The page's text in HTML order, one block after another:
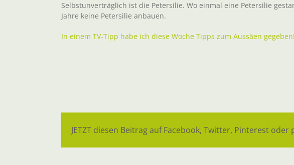
Selbstunverträglich ist die Petersilie. Wo einmal eine Petersilie
Jahre keine Petersilie anbauen.
In einem TV-Tipp habe ich diese Woche Tipps zum Aussäen gegeben!
JETZT diesen Beitrag auf Facebook, Twitter, Pinterest oder